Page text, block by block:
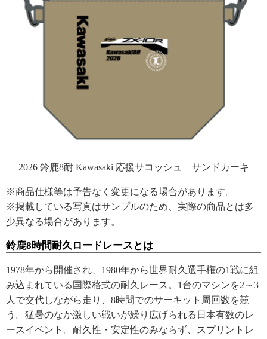
2026 鈴鹿8耐 Kawasaki 応援サコッシュ サンドカーキ
※商品仕様等は予告なく変更になる場合があります。
※掲載している写真はサンプルのため、実際の商品とは多
少異なる場合があります。
鈴鹿8時間耐久ロードレースとは
1978年から開催され、1980年から世界耐久選手権の1戦に組
み込まれている国際格式の耐久レース。1台のマシンを2～3
人で交代しながら走り、8時間でのサーキット周回数を競
う。猛暑のなか激しい戦いが繰り広げられる日本有数のレ
ースイベント。耐久性・安定性のみならず、スプリントレ